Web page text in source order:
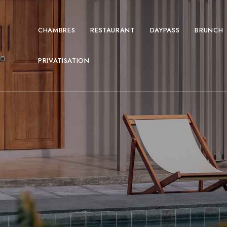
CHAMBRES RESTAURANT DAYPASS BRUNCH
PRIVATISATION